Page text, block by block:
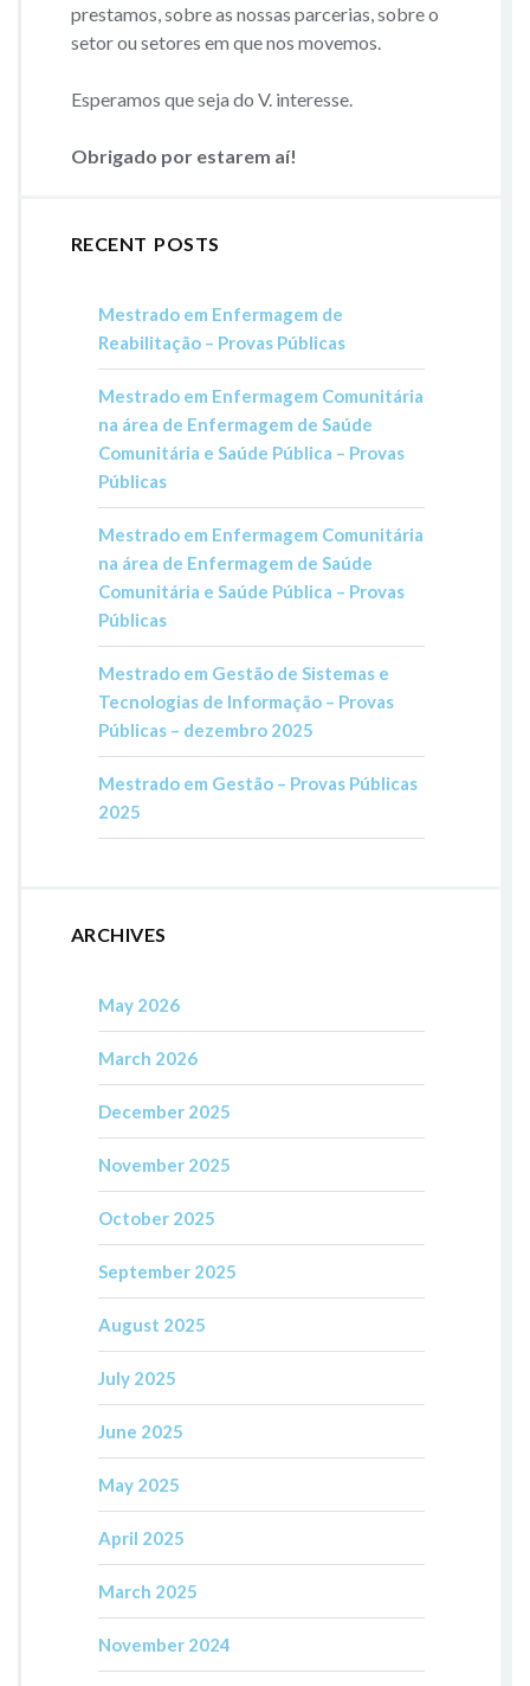
prestamos, sobre as nossas parcerias, sobre o
setor ou setores em que nos movemos.
Esperamos que seja do V. interesse.
Obrigado por estarem aí!
RECENT POSTS
Mestrado em Enfermagem de
Reabilitação – Provas Públicas
Mestrado em Enfermagem Comunitária
na área de Enfermagem de Saúde
Comunitária e Saúde Pública – Provas
Públicas
Mestrado em Enfermagem Comunitária
na área de Enfermagem de Saúde
Comunitária e Saúde Pública – Provas
Públicas
Mestrado em Gestão de Sistemas e
Tecnologias de Informação – Provas
Públicas – dezembro 2025
Mestrado em Gestão – Provas Públicas
2025
ARCHIVES
May 2026
March 2026
December 2025
November 2025
October 2025
September 2025
August 2025
July 2025
June 2025
May 2025
April 2025
March 2025
November 2024